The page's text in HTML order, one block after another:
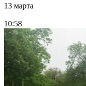
13 марта
10:58